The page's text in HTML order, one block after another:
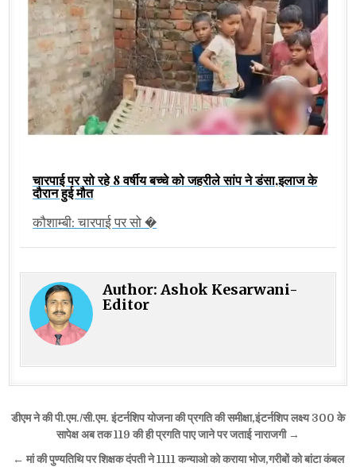
चारपाई पर सो रहे 8 वर्षीय बच्चे को जहरीले सांप ने डंसा,इलाज के
दौरान हुई मौत
कौशाम्बी: चारपाई पर सो �
Author:Ashok Kesarwani-
Editor
Post
navigation
डीएम ने की पी.एम./सी.एम. इंटर्नशिप योजना की प्रगति की समीक्षा,इंटर्नशिप लक्ष्य 300 के
सापेक्ष अब तक 119 की ही प्रगति पाए जाने पर जताई नाराजगी →
← मां की पुण्यतिथि पर शिक्षक दंपती ने 1111 कन्याओ को कराया भोज,गरीबों को बांटा कंबल